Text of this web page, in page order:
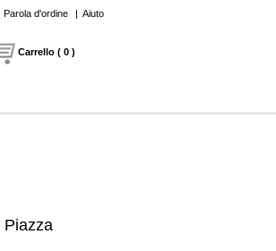
Parola d'ordine | Aiuto
Carrello ( 0 )
Piazza